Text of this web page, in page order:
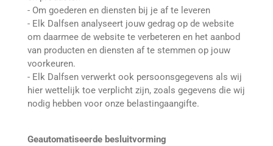
- Om goederen en diensten bij je af te leveren
- Elk Dalfsen analyseert jouw gedrag op de website
om daarmee de website te verbeteren en het aanbod
van producten en diensten af te stemmen op jouw
voorkeuren.
- Elk Dalfsen verwerkt ook persoonsgegevens als wij
hier wettelijk toe verplicht zijn, zoals gegevens die wij
nodig hebben voor onze belastingaangifte.
Geautomatiseerde besluitvorming